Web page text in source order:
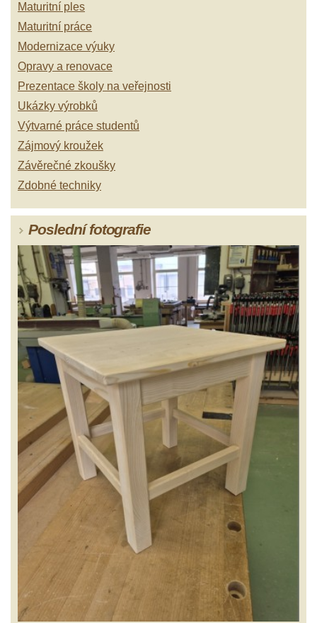
Maturitní ples
Maturitní práce
Modernizace výuky
Opravy a renovace
Prezentace školy na veřejnosti
Ukázky výrobků
Výtvarné práce studentů
Zájmový kroužek
Závěrečné zkoušky
Zdobné techniky
Poslední fotografie